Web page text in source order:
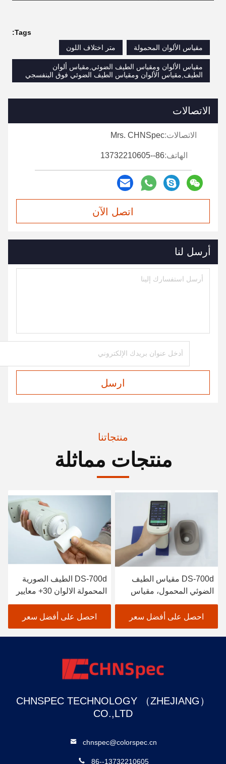
Tags:
مقياس الألوان المحمولة
متر اختلاف اللون
مقياس الألوان ومقياس الطيف الضوئي,مقياس ألوان
الطيف,مقياس الألوان ومقياس الطيف الضوئي فوق البنفسجي
الاتصالات
الاتصالات:Mrs. CHNSpec
الهاتف:86--13732210605
اتصل الآن
أرسل لنا
ارسل
منتجاتنا
منتجات مماثلة
DS-700d مقياس الطيف
الضوئي المحمول، مقياس
الألوان الذكي، المعايرة
التلقائية، الانعكاس العالي
احصل على أفضل سعر
DS-700d الطيف الصورية
المحمولة الالوان 30+ معايير
القياس و 37 مصدر ضوء
التقييماحصل على أفضل سعر
CHNSPEC TECHNOLOGY （ZHEJIANG）
CO.,LTD
chnspec@colorspec.cn
86--13732210605